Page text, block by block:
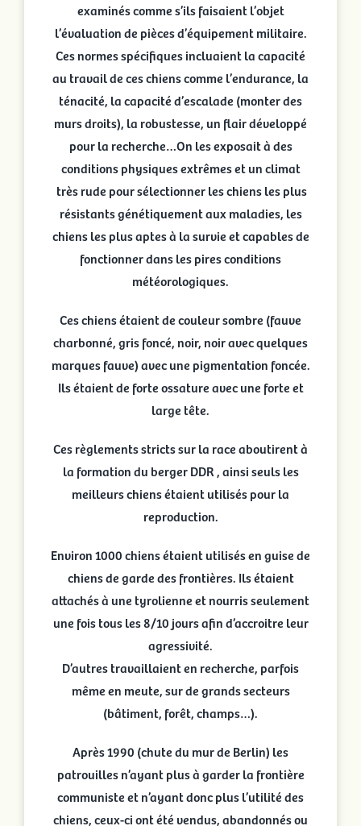
examinés comme s’ils faisaient l’objet
l’évaluation de pièces d’équipement militaire.
Ces normes spécifiques incluaient la capacité
au travail de ces chiens comme l’endurance, la
ténacité, la capacité d’escalade (monter des
murs droits), la robustesse, un flair développé
pour la recherche…On les exposait à des
conditions physiques extrêmes et un climat
très rude pour sélectionner les chiens les plus
résistants génétiquement aux maladies, les
chiens les plus aptes à la survie et capables de
fonctionner dans les pires conditions
météorologiques.
Ces chiens étaient de couleur sombre (fauve
charbonné, gris foncé, noir, noir avec quelques
marques fauve) avec une pigmentation foncée.
Ils étaient de forte ossature avec une forte et
large tête.
Ces règlements stricts sur la race aboutirent à
la formation du berger DDR , ainsi seuls les
meilleurs chiens étaient utilisés pour la
reproduction.
Environ 1000 chiens étaient utilisés en guise de
chiens de garde des frontières. Ils étaient
attachés à une tyrolienne et nourris seulement
une fois tous les 8/10 jours afin d’accroitre leur
agressivité.
D’autres travaillaient en recherche, parfois
même en meute, sur de grands secteurs
(bâtiment, forêt, champs…).
Après 1990 (chute du mur de Berlin) les
patrouilles n’ayant plus à garder la frontière
communiste et n’ayant donc plus l’utilité des
chiens, ceux-ci ont été vendus, abandonnés ou